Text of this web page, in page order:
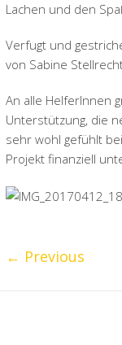
Lachen und den
Verfugt und
von Sabine
An alle HelferInnen
Unterstützung, die
sehr wohl gefühlt
Projekt finanziell
← Previous